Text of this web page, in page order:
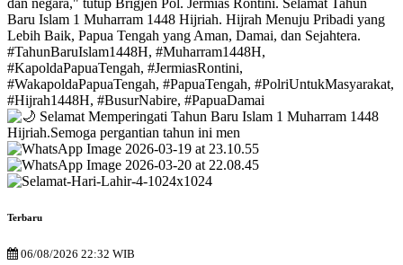
Terbaru
06/08/2026 22:32 WIB